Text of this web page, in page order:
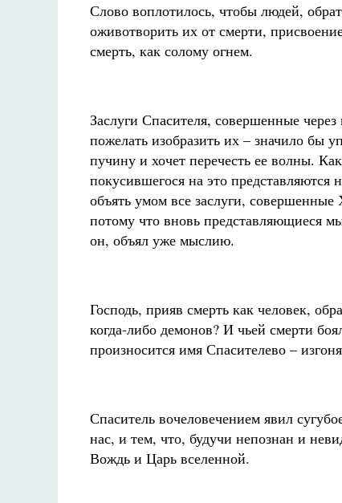
Слово воплотилось, чтобы людей,
оживотворить их от смерти,
смерть, как солому огнем.
Заслуги Спасителя, совершенные
пожелать изобразить их – значило бы
пучину и хочет перечесть ее волны.
покусившегося на это
объять умом все заслуги,
потому что вновь представляющиеся
он, объял уже мыслию.
Господь, прияв смерть как человек,
когда-либо демонов? И чьей смерти
произносится имя Спасителево –
Спаситель вочеловечением явил
нас, и тем, что, будучи непознан и
Вождь и Царь вселенной.